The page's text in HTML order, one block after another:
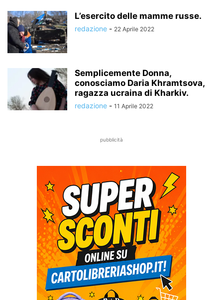
L’esercito delle mamme russe.
redazione - 22 Aprile 2022
Semplicemente Donna,
conosciamo Daria Khramtsova,
ragazza ucraina di Kharkiv.
redazione - 11 Aprile 2022
pubblicità